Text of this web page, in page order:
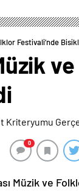
Festivali’nde
0
Müzik ve